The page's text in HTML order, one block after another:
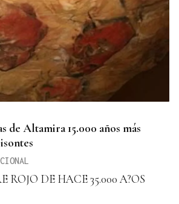
de Altamira 15.000 años más
ROJO DE HACE 35.000 A?OS